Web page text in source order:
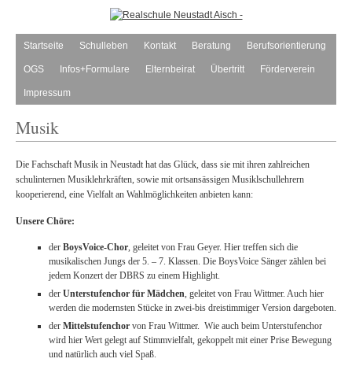
Startseite Schulleben Kontakt Beratung Berufsorientierung
OGS Infos+Formulare Elternbeirat Übertritt Förderverein
Impressum
Musik
Die Fachschaft Musik in Neustadt hat das Glück, dass sie mit ihren zahlreichen
schulinternen Musiklehrkräften, sowie mit ortsansässigen Musiklschullehrern
kooperierend, eine Vielfalt an Wahlmöglichkeiten anbieten kann:
Unsere Chöre:
der BoysVoice-Chor, geleitet von Frau Geyer. Hier treffen sich die
musikalischen Jungs der 5. – 7. Klassen. Die BoysVoice Sänger zählen bei
jedem Konzert der DBRS zu einem Highlight.
der Unterstufenchor für Mädchen, geleitet von Frau Wittmer. Auch hier
werden die modernsten Stücke in zwei-bis dreistimmiger Version dargeboten.
der Mittelstufenchor von Frau Wittmer. Wie auch beim Unterstufenchor
wird hier Wert gelegt auf Stimmvielfalt, gekoppelt mit einer Prise Bewegung
und natürlich auch viel Spaß.